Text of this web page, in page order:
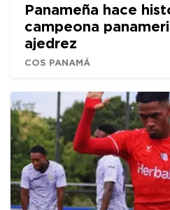
Panameña hace
campeona
ajedrez
COS PANAMÁ